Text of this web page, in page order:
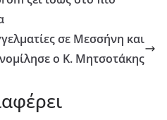
σε Μεσσήνη και
ο Κ. Μητσοτάκης